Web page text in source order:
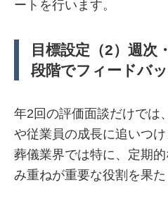
ートを行います。
目標設定（2）週次
段階でフィードバ
年2回の評価面談だけでは
や従業員の成長に追いつけ
葬儀業界では特に、定期
み重ねが重要な役割を果た